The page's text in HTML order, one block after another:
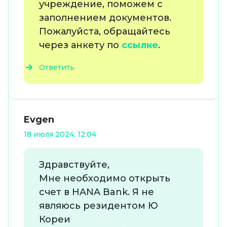
учреждение, поможем с
заполнением документов.
Пожалуйста, обращайтесь
через анкету по ссылке.
Ответить
Evgen
18 июля 2024, 12:04
Здравствуйте,
Мне необходимо открыть
счет в HANA Bank. Я не
являюсь резидентом Ю
Кореи